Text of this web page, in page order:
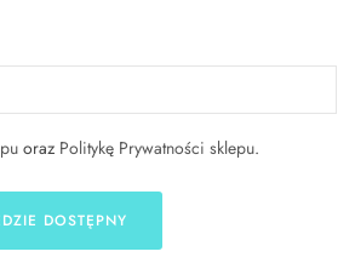
oraz Politykę Prywatności sklepu.
DOSTĘPNY